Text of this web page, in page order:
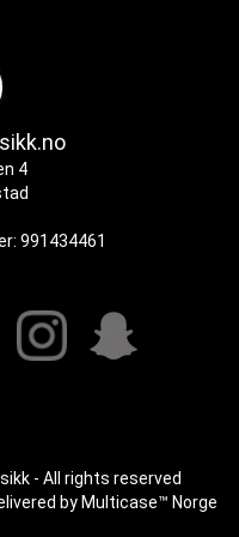
4
991434461
- All rights reserved
by Multicase™ Norge